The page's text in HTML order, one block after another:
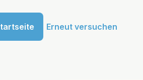
Erneut versuchen